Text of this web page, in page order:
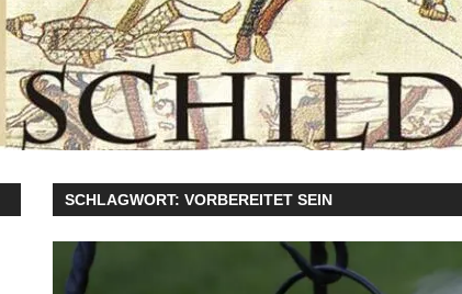
SCHLAGWORT:VORBEREITET SEIN